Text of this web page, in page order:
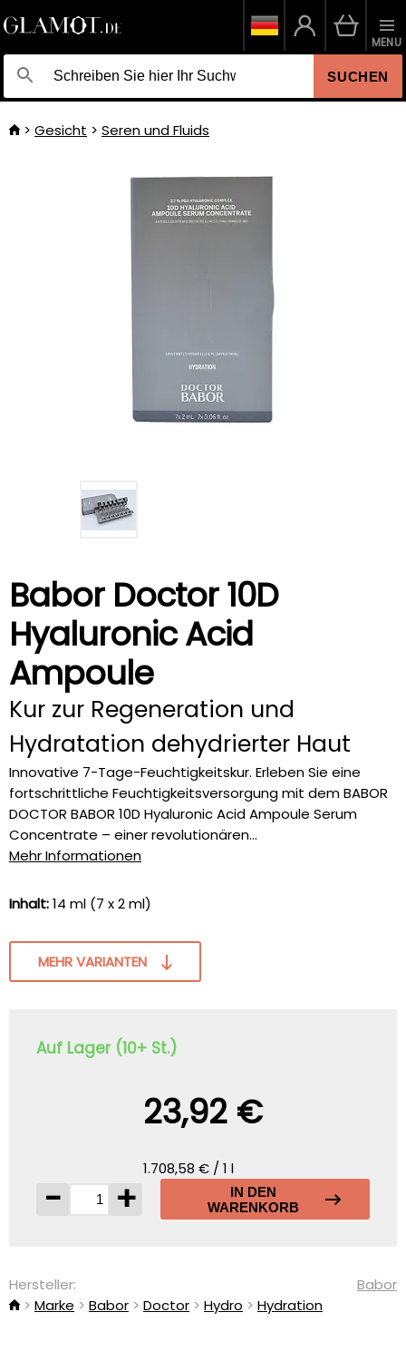
SUCHEN
MENU
Gesicht Seren und Fluids
Babor Doctor 10D
Hyaluronic Acid
Ampoule
Kur zur Regeneration und
Hydratation dehydrierter Haut
Innovative 7-Tage-Feuchtigkeitskur. Erleben Sie eine
fortschrittliche Feuchtigkeitsversorgung mit dem BABOR
DOCTOR BABOR 10D Hyaluronic Acid Ampoule Serum
Concentrate – einer revolutionären...
Mehr Informationen
Inhalt:14 ml (7 x 2 ml)
MEHR VARIANTEN
Auf Lager (10+ St.)
23,92 €
1.708,58 € / 1 l
- +
IN DEN
WARENKORB
Hersteller:
Babor
Marke
Babor Doctor Hydro Hydration